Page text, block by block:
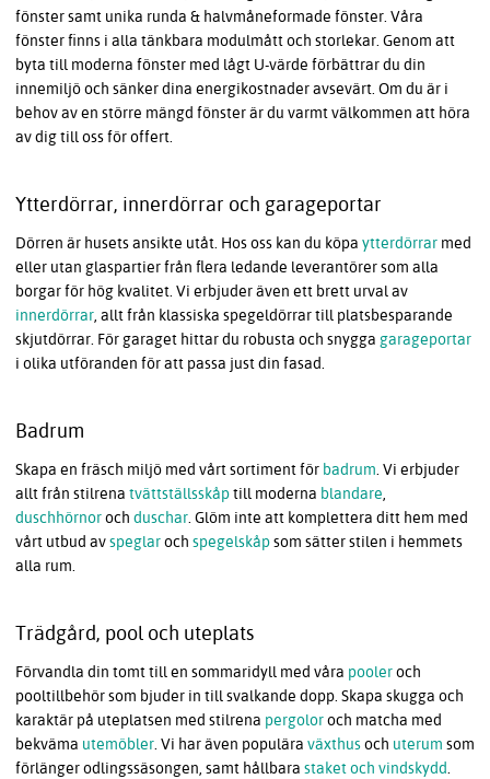
fönster samt unika runda & halvmåneformade fönster. Våra
fönster finns i alla tänkbara modulmått och storlekar. Genom att
byta till moderna fönster med lågt U-värde förbättrar du din
innemiljö och sänker dina energikostnader avsevärt. Om du är i
behov av en större mängd fönster är du varmt välkommen att höra
av dig till oss för offert.
Ytterdörrar, innerdörrar och garageportar
Dörren är husets ansikte utåt. Hos oss kan du köpa ytterdörrar med
eller utan glaspartier från flera ledande leverantörer som alla
borgar för hög kvalitet. Vi erbjuder även ett brett urval av
innerdörrar, allt från klassiska spegeldörrar till platsbesparande
skjutdörrar. För garaget hittar du robusta och snygga garageportar
i olika utföranden för att passa just din fasad.
Badrum
Skapa en fräsch miljö med vårt sortiment för badrum. Vi erbjuder
allt från stilrena tvättställsskåptill moderna blandare,
duschhörnoroch duschar. Glöm inte att komplettera ditt hem med
vårt utbud avspeglaroch spegelskåpsom sätter stilen i hemmets
alla rum.
Trädgård, pool och uteplats
Förvandla din tomt till en sommaridyll med våra pooleroch
pooltillbehör som bjuder in till svalkande dopp. Skapa skugga och
karaktär på uteplatsen med stilrena pergoloroch matcha med
bekväma utemöbler. Vi har även populära växthusoch uterum som
förlänger odlingssäsongen, samt hållbara staket och vindskydd.